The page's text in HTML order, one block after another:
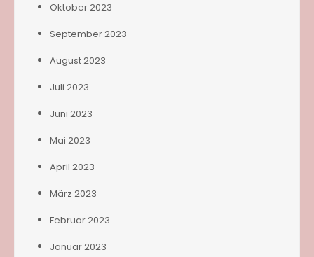
Oktober 2023
September 2023
August 2023
Juli 2023
Juni 2023
Mai 2023
April 2023
März 2023
Februar 2023
Januar 2023